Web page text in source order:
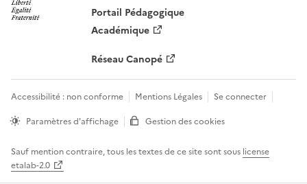
Portail Pédagogique
Académique
Réseau Canopé
Accessibilité : non conforme Mentions Légales
Se connecter
Paramètres d'affichage
Gestion des cookies
Sauf mention contraire, tous les textes de ce site sont sous license
etalab-2.0